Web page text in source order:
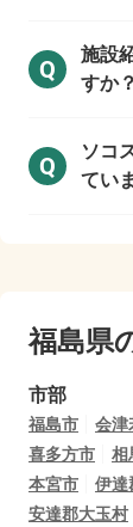
Q
施設
すか？
Q
ソコ
てい
福島県
市部
福島市 会津
喜多方市
相
本宮市
伊達
安達郡大玉村